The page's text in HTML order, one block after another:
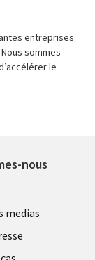
entreprises
sommes
le
nous
medias